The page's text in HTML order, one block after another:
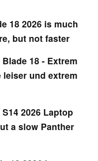
18 2026 is much
but not faster
18 - Extrem
und extrem
2026 Laptop
a slow Panther